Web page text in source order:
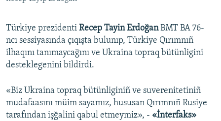
QOŞULIÑIZ!
RFE/RS bütün saytları
Türkiye prezidenti Recep Tayin ErdoğanBMT BA 76-
ncı sessiyasında çıqışta bulunıp, Türkiye Qırımnıñ
ilhaqını tanımaycağını ve Ukraina topraq bütünligini
desteklegenini bildirdi.
«Biz Ukraina topraq bütünliginiñ ve suverenitetiniñ
mudafaasını müim sayamız, hususan Qırımnıñ Rusiye
tarafından işğalini qabul etmeymiz», - «İnterfaks»